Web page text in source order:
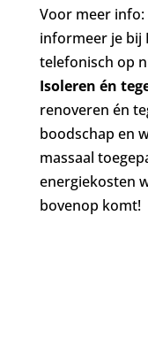
Voor meer info:
informeer je bij
telefonisch op
Isoleren én
renoveren én
boodschap en
massaal
energiekosten
bovenop komt!